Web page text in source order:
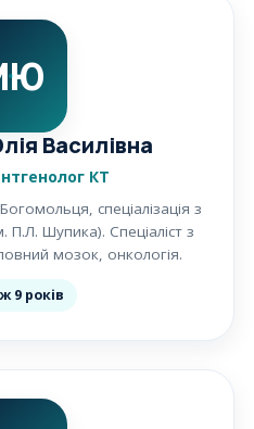
Василівна
КТ
спеціалізація з
П.Л. Шупика). Спеціаліст з
мозок, онкологія.
9 років